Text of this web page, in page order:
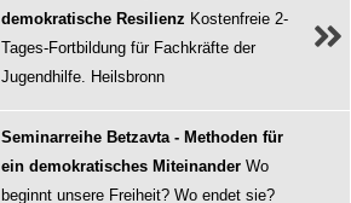
demokratische Resilienz Kostenfreie 2-
Tages-Fortbildung für Fachkräfte der
Jugendhilfe. Heilsbronn
Seminarreihe Betzavta - Methoden für
ein demokratisches MiteinanderWo
beginnt unsere Freiheit? Wo endet sie?